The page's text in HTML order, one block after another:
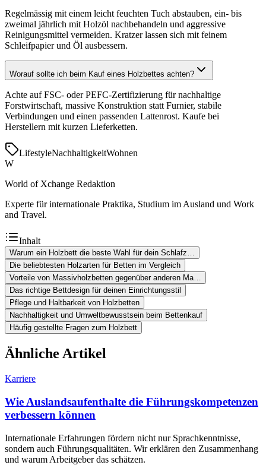
Regelmässig mit einem leicht feuchten Tuch abstauben, ein- bis
zweimal jährlich mit Holzöl nachbehandeln und aggressive
Reinigungsmittel vermeiden. Kratzer lassen sich mit feinem
Schleifpapier und Öl ausbessern.
Worauf sollte ich beim Kauf eines Holzbettes achten?
Achte auf FSC- oder PEFC-Zertifizierung für nachhaltige
Forstwirtschaft, massive Konstruktion statt Furnier, stabile
Verbindungen und einen passenden Lattenrost. Kaufe bei
Herstellern mit kurzen Lieferketten.
LifestyleNachhaltigkeitWohnen
W
World of Xchange Redaktion
Experte für internationale Praktika, Studium im Ausland und Work
and Travel.
Inhalt
Warum ein Holzbett die beste Wahl für dein Schlafz…
Die beliebtesten Holzarten für Betten im Vergleich
Vorteile von Massivholzbetten gegenüber anderen Ma…
Das richtige Bettdesign für deinen Einrichtungsstil
Pflege und Haltbarkeit von Holzbetten
Nachhaltigkeit und Umweltbewusstsein beim Bettenkauf
Häufig gestellte Fragen zum Holzbett
Ähnliche Artikel
Karriere
Wie Auslandsaufenthalte die Führungskompetenzen
verbessern können
Internationale Erfahrungen fördern nicht nur Sprachkenntnisse,
sondern auch Führungsqualitäten. Wir erklären den Zusammenhang
und warum Arbeitgeber das schätzen.